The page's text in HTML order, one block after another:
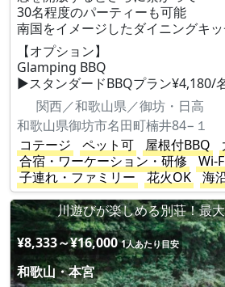
30名程度のパーティーも可能
南国をイメージしたダイニングキ
【オプション】
Glamping BBQ
▶︎スタンダードBBQプラン¥4,180/
関西／和歌山県／御坊・日高
和歌山県御坊市名田町楠井84−１
コテージ
ペット可 屋根付BBQ
合宿・ワーケーション・研修
Wi-
子連れ・ファミリー
花火OK
海
川遊びが楽しめる別荘！最
¥8,333～¥16,000 1人あたり目安
和歌山・本宮